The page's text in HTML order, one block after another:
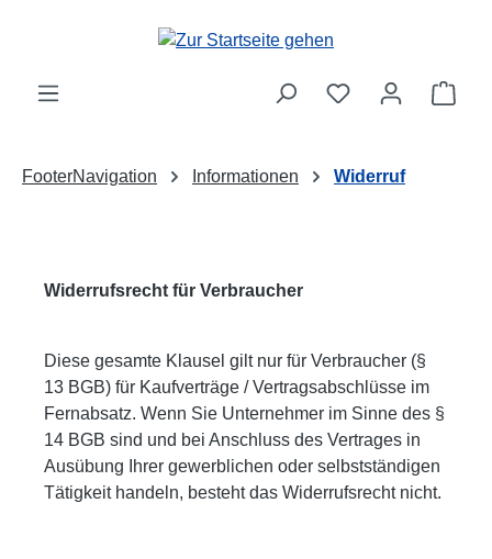
Zum Hauptinhalt springen
FooterNavigation Informationen Widerruf
Widerrufsrecht für Verbraucher
Diese gesamte Klausel gilt nur für Verbraucher (§
13 BGB) für Kaufverträge / Vertragsabschlüsse im
Fernabsatz. Wenn Sie Unternehmer im Sinne des §
14 BGB sind und bei Anschluss des Vertrages in
Ausübung Ihrer gewerblichen oder selbstständigen
Tätigkeit handeln, besteht das Widerrufsrecht nicht.